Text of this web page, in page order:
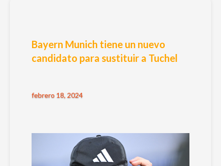
Bayern Munich tiene un nuevo
candidato para sustituir a Tuchel
febrero 18, 2024